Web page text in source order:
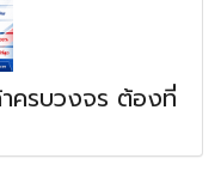
ครบวงจร ต้องที่